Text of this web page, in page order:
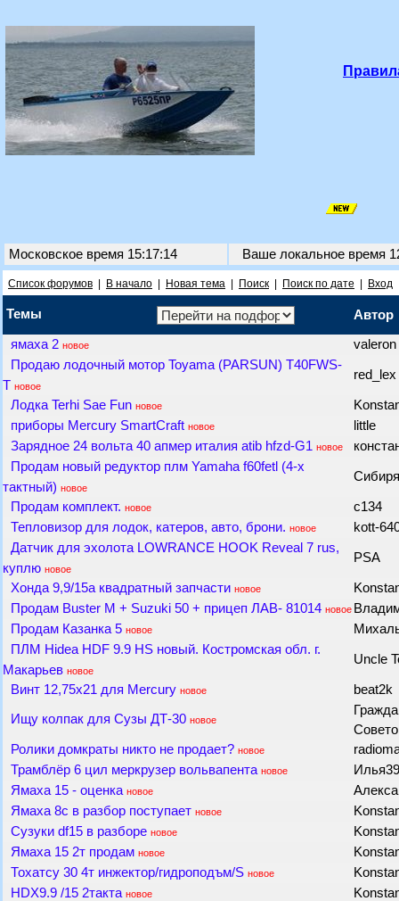
Московское время 15:17:14 Ваше локальное время
Список форумов В начало Новая тема Поиск Поиск по дате Вход
Темы Автор
ямаха 2 новое
valeron
Продаю лодочный мотор Toyama (PARSUN) T40FWS-
T новое
red_lex
Лодка Terhi Sae Fun новое
приборы Mercury SmartCraft новое
little
Зарядное 24 вольта 40 апмер италия atib hfzd-G1 новое
Продам новый редуктор плм Yamaha f60fetl (4-х
тактный) новое
Продам комплект. новое
с134
Тепловизор для лодок, катеров, авто, брони. новое
kott-
Датчик для эхолота LOWRANCE HOOK Reveal 7 rus,
куплю новое
PSA
Хонда 9,9/15а квадратный запчасти новое
Продам Buster M + Suzuki 50 + прицеп ЛАВ- 81014 новое
Продам Казанка 5 новое
ПЛМ Hidea HDF 9.9 HS новый. Костромская обл. г.
Макарьев новое
Uncle
Винт 12,75х21 для Mercury новое beat2k
Ищу колпак для Сузы ДТ-30 новое
Ролики домкраты никто не продает? новое
Трамблёр 6 цил меркрузер вольвапента новое
Ямаха 15 - оценка новое
Ямаха 8с в разбор поступает новое
Сузуки df15 в разборе новое
Ямаха 15 2т продам новое
Тохатсу 30 4т инжектор/гидроподъм/S новое
HDX9.9 /15 2такта новое